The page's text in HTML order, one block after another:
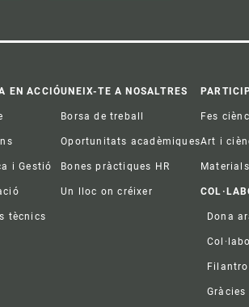
EN ACCIÓ
i Gestió
tècnics
UNEIX-TE A NOSALTRES
Borsa de treball
Oportunitats acadèmiques
Bones pràctiques HR
Un lloc on créixer
Fes
Art i
Dona